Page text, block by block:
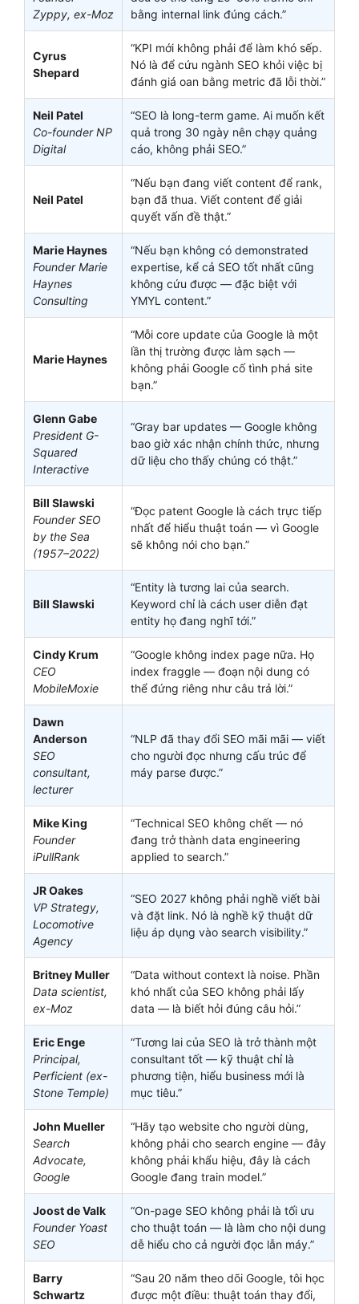
Zyppy, ex-Moz
bằng internal link đúng cách.”
Cyrus
Shepard
“KPI mới không phải để làm khó sếp.
Nó là để cứu ngành SEO khỏi việc bị
đánh giá oan bằng metric đã lỗi thời.”
Neil Patel
Co-founder NP
Digital
“SEO là long-term game. Ai muốn kết
quả trong 30 ngày nên chạy quảng
cáo, không phải SEO.”
Neil Patel
“Nếu bạn đang viết content để rank,
bạn đã thua. Viết content để giải
quyết vấn đề thật.”
Marie Haynes
Founder Marie
Haynes
Consulting
“Nếu bạn không có demonstrated
expertise, kể cả SEO tốt nhất cũng
không cứu được — đặc biệt với
YMYL content.”
Marie Haynes
“Mỗi core update của Google là một
lần thị trường được làm sạch —
không phải Google cố tình phá site
bạn.”
Glenn Gabe
President G-
Squared
Interactive
“Gray bar updates — Google không
bao giờ xác nhận chính thức, nhưng
dữ liệu cho thấy chúng có thật.”
Bill Slawski
Founder SEO
by the Sea
(1957–2022)
“Đọc patent Google là cách trực tiếp
nhất để hiểu thuật toán — vì Google
sẽ không nói cho bạn.”
Bill Slawski
“Entity là tương lai của search.
Keyword chỉ là cách user diễn đạt
entity họ đang nghĩ tới.”
Cindy Krum
CEO
MobileMoxie
“Google không index page nữa. Họ
index fraggle — đoạn nội dung có
thể đứng riêng như câu trả lời.”
Dawn
Anderson
SEO
consultant,
lecturer
“NLP đã thay đổi SEO mãi mãi — viết
cho người đọc nhưng cấu trúc để
máy parse được.”
Mike King
Founder
iPullRank
“Technical SEO không chết — nó
đang trở thành data engineering
applied to search.”
JR Oakes
VP Strategy,
Locomotive
Agency
“SEO 2027 không phải nghề viết bài
và đặt link. Nó là nghề kỹ thuật dữ
liệu áp dụng vào search visibility.”
Britney Muller
Data scientist,
ex-Moz
“Data without context là noise. Phần
khó nhất của SEO không phải lấy
data — là biết hỏi đúng câu hỏi.”
Eric Enge
Principal,
Perficient (ex-
Stone Temple)
“Tương lai của SEO là trở thành một
consultant tốt — kỹ thuật chỉ là
phương tiện, hiểu business mới là
mục tiêu.”
John Mueller
Search
Advocate,
Google
“Hãy tạo website cho người dùng,
không phải cho search engine — đây
không phải khẩu hiệu, đây là cách
Google đang train model.”
Joost de Valk
Founder Yoast
SEO
“On-page SEO không phải là tối ưu
cho thuật toán — là làm cho nội dung
dễ hiểu cho cả người đọc lẫn máy.”
Barry
Schwartz
“Sau 20 năm theo dõi Google, tôi học
được một điều: thuật toán thay đổi,